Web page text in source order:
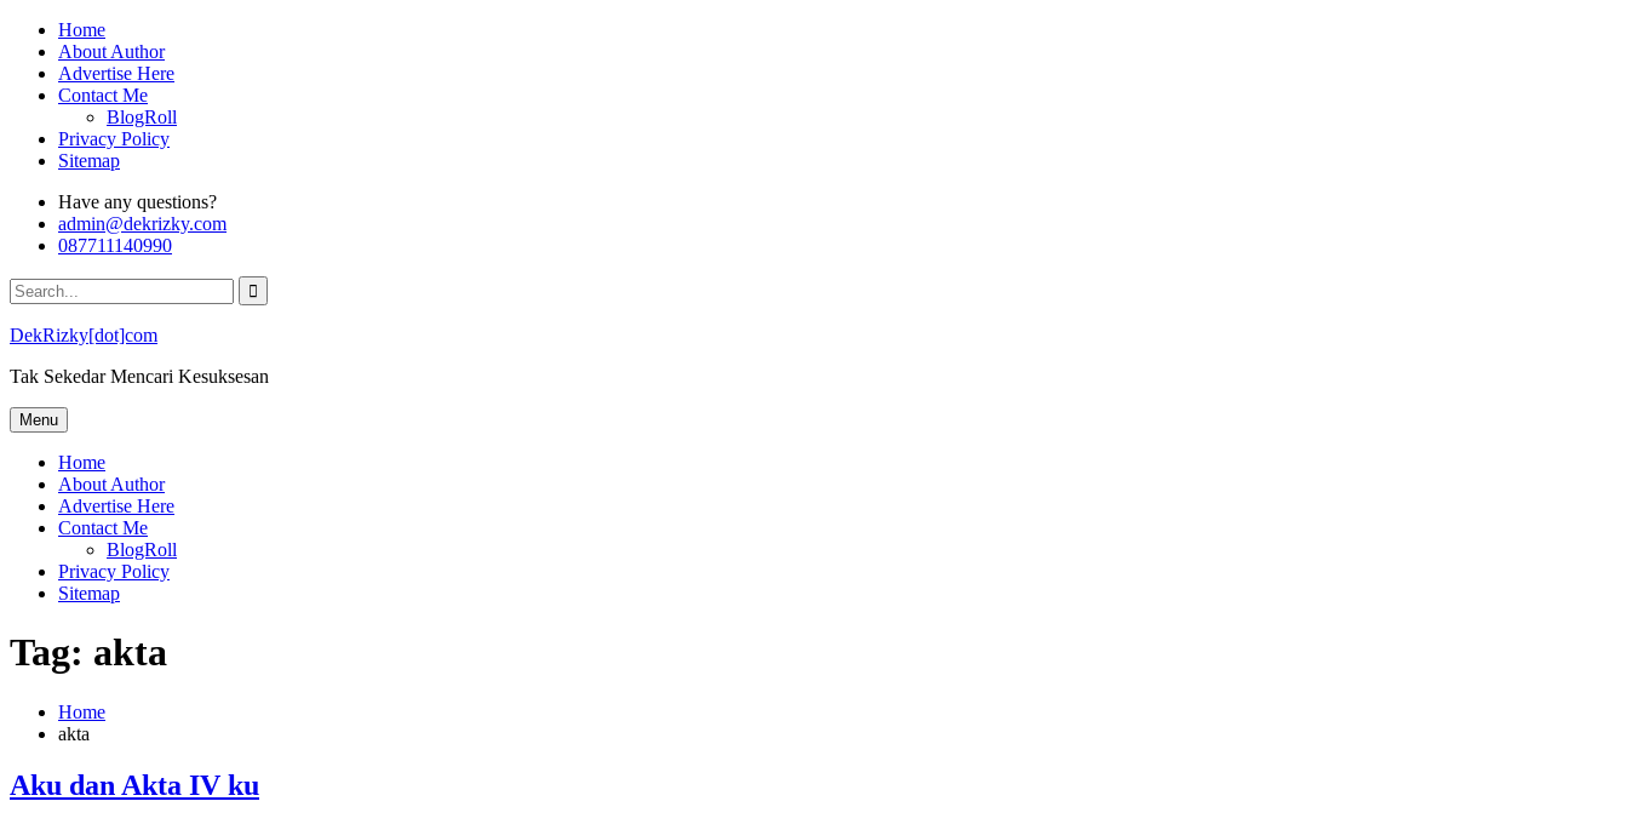
Skip
content
Home
About Author
Advertise Here
Contact Me
BlogRoll
Privacy Policy
Sitemap
Have any questions?
admin@dekrizky.com
087711140990
Search
for:
DekRizky[dot]com
Tak Sekedar Mencari Kesuksesan
Menu
Home
About Author
Advertise Here
Contact Me
BlogRoll
Privacy Policy
Sitemap
Tag: akta
Home
akta
Aku dan Akta IV ku